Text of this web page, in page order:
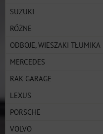
SUZUKI
RÓŻNE
ODBOJE, WIESZAKI TŁUMIKA
MERCEDES
RAK GARAGE
LEXUS
PORSCHE
VOLVO